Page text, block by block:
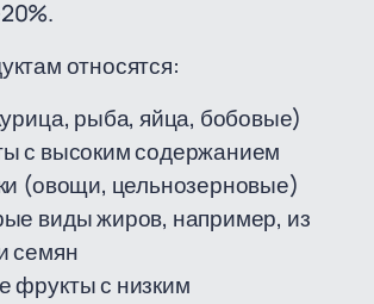
относятся:
рыба, яйца, бобовые)
с высоким содержанием
(овощи, цельнозерновые)
виды жиров, например, из
семян
фрукты с низким